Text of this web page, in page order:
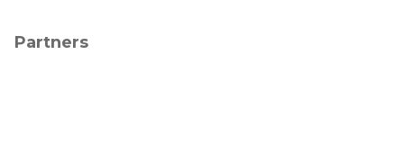
Partners